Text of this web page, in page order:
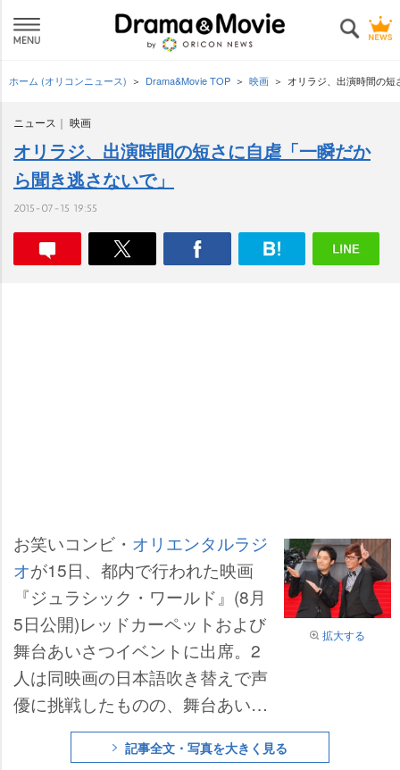
ホーム (オリコンニュース) Drama&Movie TOP 映画 オリラジ、出演時間の
ニュース 映画
オリラジ、出演時間の短さに自虐「一瞬だか
ら聞き逃さないで」
2015-07-15 19:55
拡大する
お笑いコンビ・ オリエンタルラジ
オが15日、都内で行われた映画
『ジュラシック・ワールド』(8月
5日公開)レッドカーペットおよび
舞台あいさつイベントに出席。2
人は同映画の日本語吹き替えで声
優に挑戦したものの、舞台あいさ
中田敦彦(32)は「皆さん、僕
たちがどこに出ているか探すお仕
記事全文・写真を大きく見る